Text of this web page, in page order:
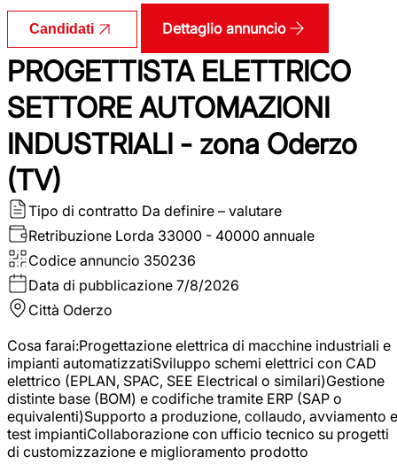
Candidati Dettaglio annuncio
PROGETTISTA ELETTRICO
SETTORE AUTOMAZIONI
INDUSTRIALI - zona Oderzo
(TV)
Tipo di contratto Da definire – valutare
Retribuzione Lorda 33000 - 40000 annuale
Codice annuncio 350236
Data di pubblicazione 7/8/2026
Città Oderzo
Cosa farai:Progettazione elettrica di macchine industriali e
impianti automatizzatiSviluppo schemi elettrici con CAD
elettrico (EPLAN, SPAC, SEE Electrical o similari)Gestione
distinte base (BOM) e codifiche tramite ERP (SAP o
equivalenti)Supporto a produzione, collaudo, avviamento e
test impiantiCollaborazione con ufficio tecnico su progetti
di customizzazione e miglioramento prodotto